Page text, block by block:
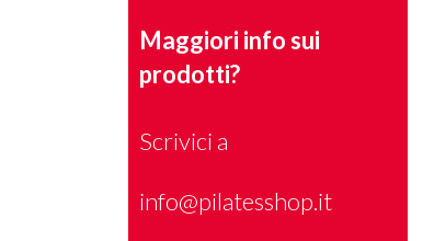
Maggiori info sui
prodotti?
Scrivici a
info@pilatesshop.it